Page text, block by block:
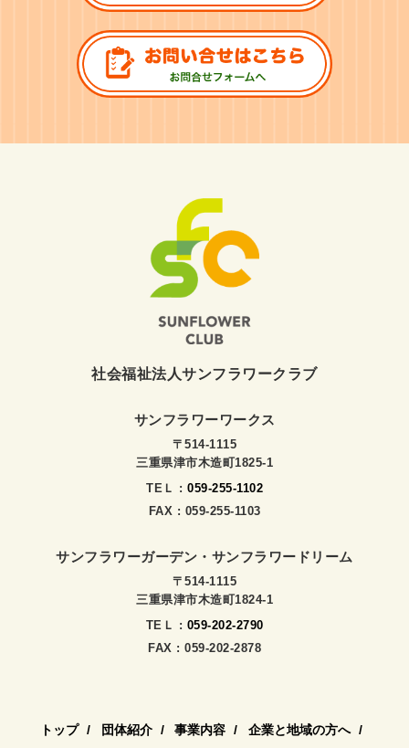
社会福祉法人サンフラワークラブ
サンフラワーワークス
〒514-1115
三重県津市木造町1825-1
TEＬ : 059-255-1102
FAX : 059-255-1103
サンフラワーガーデン・サンフラワードリーム
〒514-1115
三重県津市木造町1824-1
TEＬ : 059-202-2790
FAX : 059-202-2878
トップ 団体紹介 事業内容 企業と地域の方へ